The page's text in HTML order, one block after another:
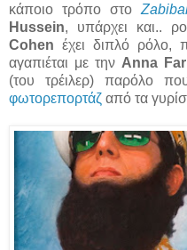
κάποιο τρόπο στο
Hussein, υπάρχει και..
Cohen έχει διπλό ρόλο,
αγαπιέται με την Anna
(του τρέιλερ) παρόλο
φωτορεπορτάζ από τα